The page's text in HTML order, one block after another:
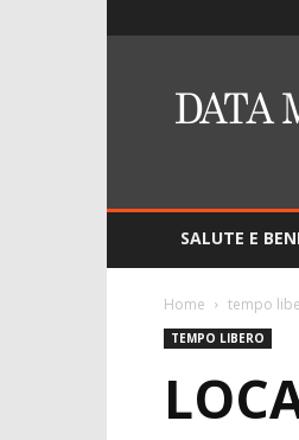
DMO
Online
SALUTE E
Home tempo
TEMPO LIBERO